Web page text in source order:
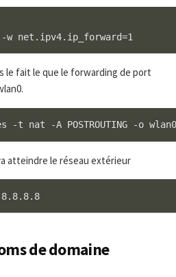
le fait le que le forwarding de port
atteindre le réseau extérieur
de domaine